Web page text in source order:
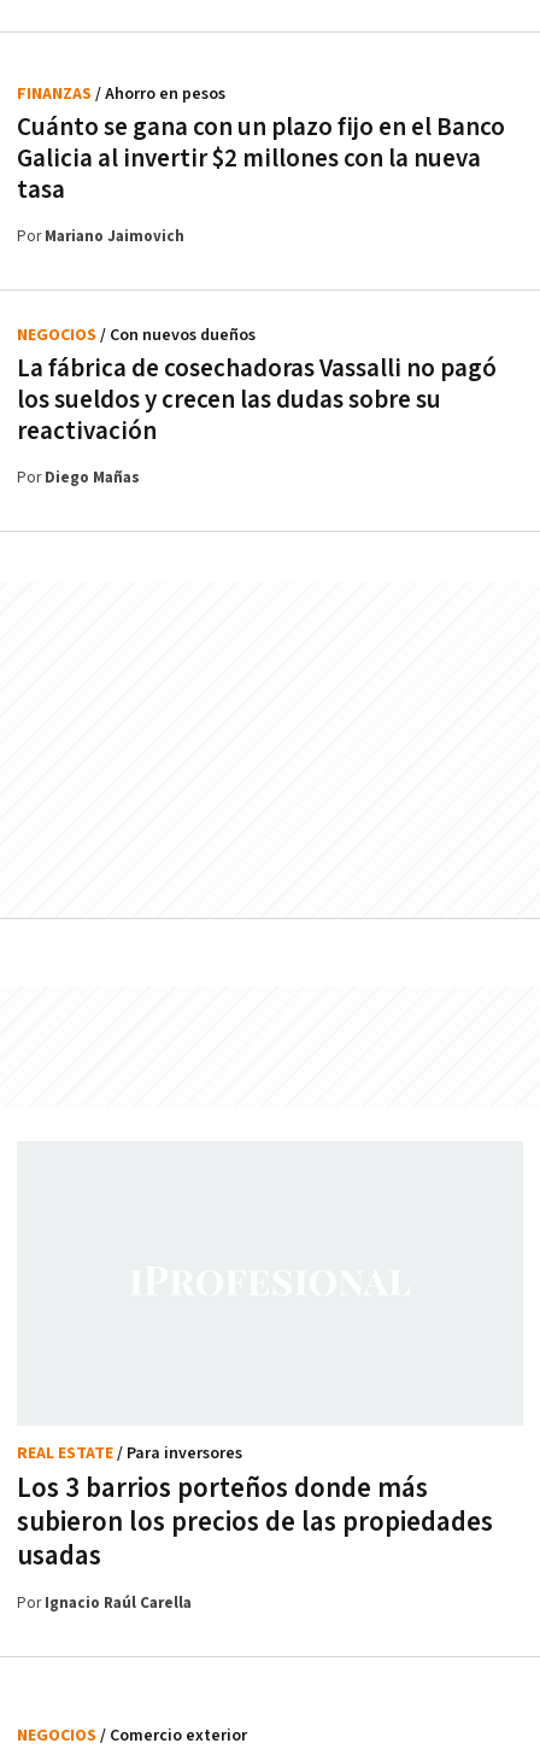
Cuánto se gana con un plazo fijo en el Banco
Galicia al invertir $2 millones con la nueva
tasa
FINANZAS / Ahorro en pesos
PorMariano Jaimovich
La fábrica de cosechadoras Vassalli no pagó
los sueldos y crecen las dudas sobre su
reactivación
NEGOCIOS / Con nuevos dueños
PorDiego Mañas
Los 3 barrios porteños donde más
subieron los precios de las propiedades
usadas
REAL ESTATE/ Para inversores
PorIgnacio Raúl Carella
NEGOCIOS / Comercio exterior